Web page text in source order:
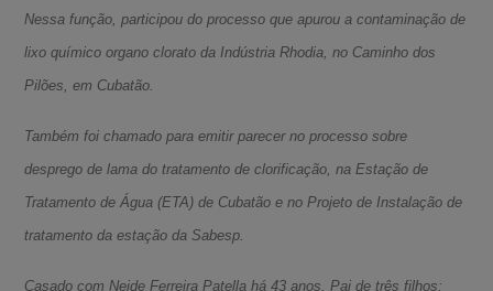
Nessa função, participou do processo que apurou a contaminação de
lixo químico organo clorato da Indústria Rhodia, no Caminho dos
Pilões, em Cubatão.
Também foi chamado para emitir parecer no processo sobre
desprego de lama do tratamento de clorificação, na Estação de
Tratamento de Água (ETA) de Cubatão e no Projeto de Instalação de
tratamento da estação da Sabesp.
Casado com Neide Ferreira Patella há 43 anos. Pai de três filhos: